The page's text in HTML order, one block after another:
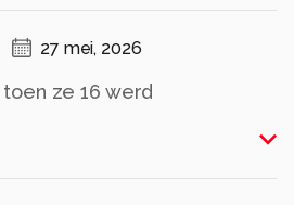
27 mei, 2026
ze 16 werd